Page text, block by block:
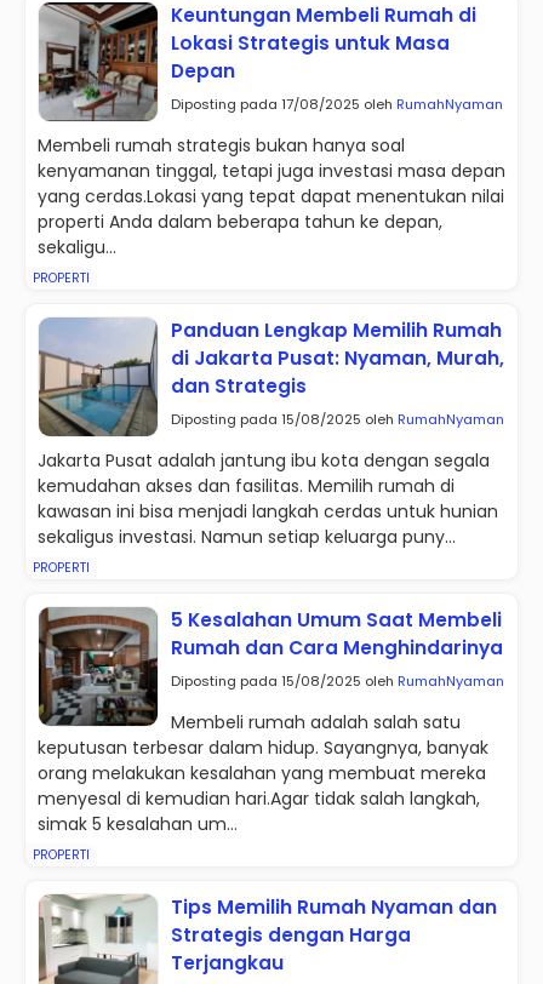
Keuntungan Membeli Rumah di
Lokasi Strategis untuk Masa
Depan
Diposting pada 17/08/2025 oleh RumahNyaman
Membeli rumah strategis bukan hanya soal
kenyamanan tinggal, tetapi juga investasi masa depan
yang cerdas.Lokasi yang tepat dapat menentukan nilai
properti Anda dalam beberapa tahun ke depan,
sekaligu...
PROPERTI
Panduan Lengkap Memilih Rumah
di Jakarta Pusat: Nyaman, Murah,
dan Strategis
Diposting pada 15/08/2025 oleh RumahNyaman
Jakarta Pusat adalah jantung ibu kota dengan segala
kemudahan akses dan fasilitas. Memilih rumah di
kawasan ini bisa menjadi langkah cerdas untuk hunian
sekaligus investasi. Namun setiap keluarga puny...
PROPERTI
5 Kesalahan Umum Saat Membeli
Rumah dan Cara Menghindarinya
Diposting pada 15/08/2025 oleh RumahNyaman
Membeli rumah adalah salah satu
keputusan terbesar dalam hidup. Sayangnya, banyak
orang melakukan kesalahan yang membuat mereka
menyesal di kemudian hari.Agar tidak salah langkah,
simak 5 kesalahan um...
PROPERTI
Tips Memilih Rumah Nyaman dan
Strategis dengan Harga
Terjangkau